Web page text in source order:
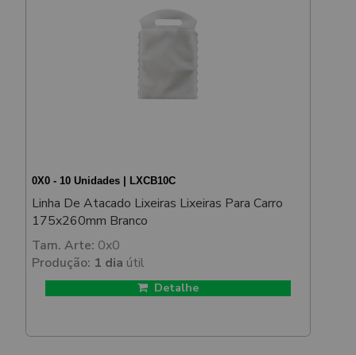
0X0 - 10 Unidades | LXCB10C
Linha De Atacado Lixeiras Lixeiras Para Carro
175x260mm Branco
Tam. Arte: 0x0
Produção: 1 dia útil
Detalhe